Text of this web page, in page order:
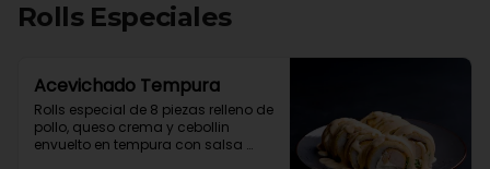
Rolls Especiales
Acevichado Tempura
Rolls especial de 8 piezas relleno de
pollo, queso crema y cebollin
envuelto en tempura con salsa